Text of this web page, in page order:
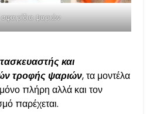
ψαριών
και
τροφής ψαριών, τα μοντέλα
πλήρη αλλά και τον
παρέχεται.